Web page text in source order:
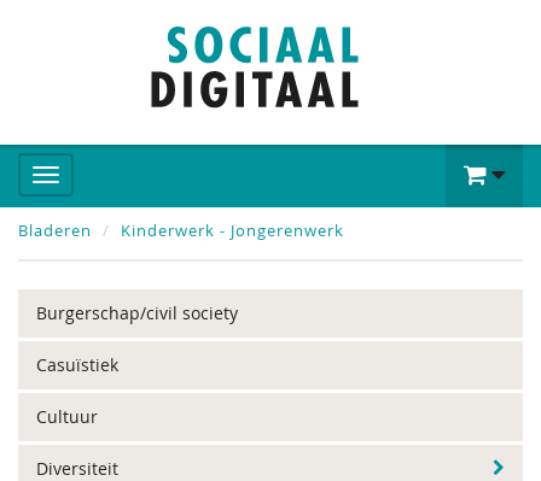
Bladeren Kinderwerk - Jongerenwerk
Burgerschap/civil society
Casuïstiek
Cultuur
Diversiteit